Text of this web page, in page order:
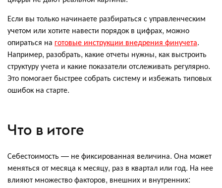
Если вы только начинаете разбираться с управленческим
учетом или хотите навести порядок в цифрах, можно
опираться на готовые инструкции внедрения финучета.
Например, разобрать, какие отчеты нужны, как выстроить
структуру учета и какие показатели отслеживать регулярно.
Это помогает быстрее собрать систему и избежать типовых
ошибок на старте.
Что в итоге
Себестоимость — не фиксированная величина. Она может
меняться от месяца к месяцу, раз в квартал или год. На нее
влияют множество факторов, внешних и внутренних: